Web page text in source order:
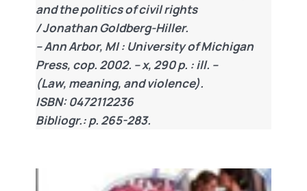
and the politics of civil rights
/ Jonathan Goldberg-Hiller.
– Ann Arbor, MI : University of Michigan
Press, cop. 2002. – x, 290 p. : ill. –
(Law, meaning, and violence).
ISBN: 0472112236
Bibliogr.: p. 265-283.